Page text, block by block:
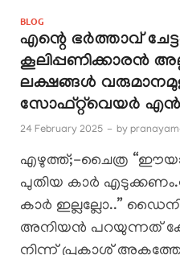
BLOG
എന്റെ ഭർത്താവ്
കൂലിപ്പണിക്കാരൻ
ലക്ഷങ്ങൾ
സോഫ്റ്റ്‌വെയർ
24 February 2025 - by
എഴുത്ത്;-ചൈത്ര
പുതിയ കാർ
കാർ ഇല്ലല്ലോ..”
അനിയൻ പറയുന്നത്
നിന്ന് പ്രകാശ്